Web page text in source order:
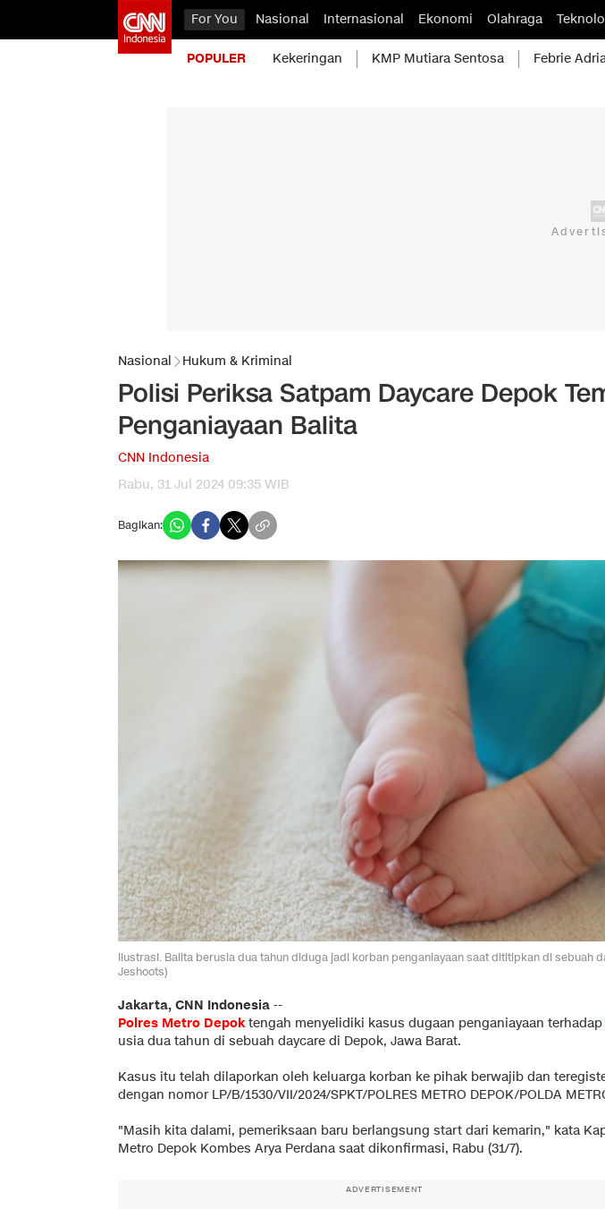
For You Nasional Internasional Ekonomi Olahraga
POPULER Kekeringan KMP Mutiara Sentosa Febrie
Nasional Hukum & Kriminal
Polisi Periksa Satpam Daycare Depok
Penganiayaan Balita
CNN Indonesia
Rabu, 31 Jul 2024 09:35 WIB
Bagikan:
Ilustrasi. Balita berusia dua tahun diduga jadi korban penganiayaan saat dititipkan di sebuah
Jeshoots)
Jakarta, CNN Indonesia --
Polres Metro Depoktengah menyelidiki kasus dugaan penganiayaan terhadap
usia dua tahun di sebuah daycare di Depok, Jawa Barat.
Kasus itu telah dilaporkan oleh keluarga korban ke pihak berwajib dan
dengan nomor LP/B/1530/VII/2024/SPKT/POLRES METRO DEPOK/POLDA
"Masih kita dalami, pemeriksaan baru berlangsung start dari kemarin," kata
Metro Depok Kombes Arya Perdana saat dikonfirmasi, Rabu (31/7).
ADVERTISEMENT